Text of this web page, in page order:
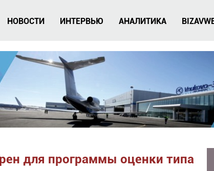
НОВОСТИ ИНТЕРВЬЮ АНАЛИТИКА
для программы оценки типа